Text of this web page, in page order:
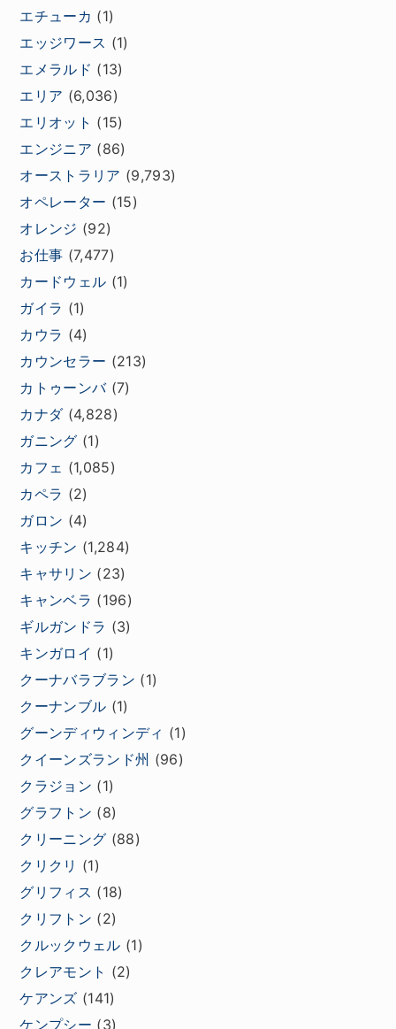
エチューカ (1)
エッジワース (1)
エメラルド (13)
エリア (6,036)
エリオット (15)
エンジニア (86)
オーストラリア (9,793)
オペレーター (15)
オレンジ (92)
お仕事 (7,477)
カードウェル (1)
ガイラ (1)
カウラ (4)
カウンセラー (213)
カトゥーンバ(7)
カナダ(4,828)
ガニング (1)
カフェ (1,085)
カペラ (2)
ガロン (4)
キッチン (1,284)
キャサリン (23)
キャンベラ (196)
ギルガンドラ (3)
キンガロイ (1)
クーナバラブラン (1)
クーナンブル (1)
グーンディウィンディ (1)
クイーンズランド州 (96)
クラジョン (1)
グラフトン (8)
クリーニング (88)
クリクリ (1)
グリフィス (18)
クリフトン (2)
クルックウェル (1)
クレアモント (2)
ケアンズ (141)
ケンプシー (3)